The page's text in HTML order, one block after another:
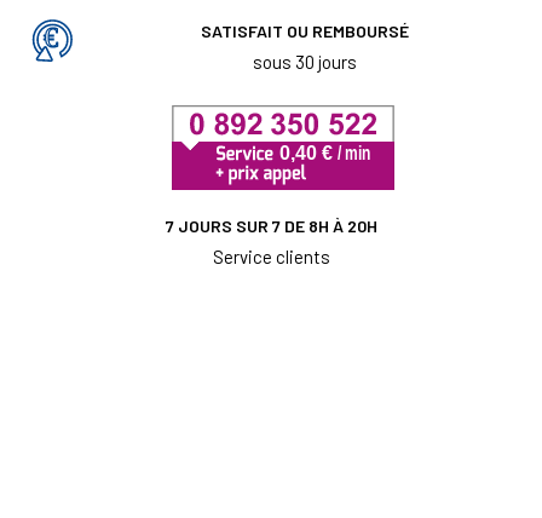
SATISFAIT OU REMBOURSÉ
sous 30 jours
7 JOURS SUR 7 DE 8H À 20H
Service clients